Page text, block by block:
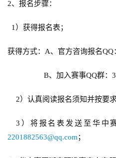
闲
戏
十
2、报名步骤：
1）获得报名表；
获得方式： A、官方咨询报名QQ
B、加入赛事QQ群：
2）认真阅读报名须知并按要
3 ）将报名表发送至华中
2201882563@qq.com；